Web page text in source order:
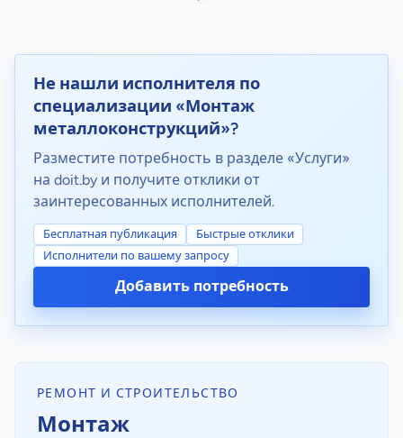
Не нашли исполнителя по
специализации «Монтаж
металлоконструкций»?
Разместите потребность в разделе «Услуги»
на doit.by и получите отклики от
заинтересованных исполнителей.
Бесплатная публикация
Быстрые отклики
Исполнители по вашему запросу
Добавить потребность
РЕМОНТ И СТРОИТЕЛЬСТВО
Монтаж